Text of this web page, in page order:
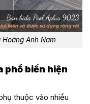
Anh Nam
phổ biến hiện
thuộc vào nhiều